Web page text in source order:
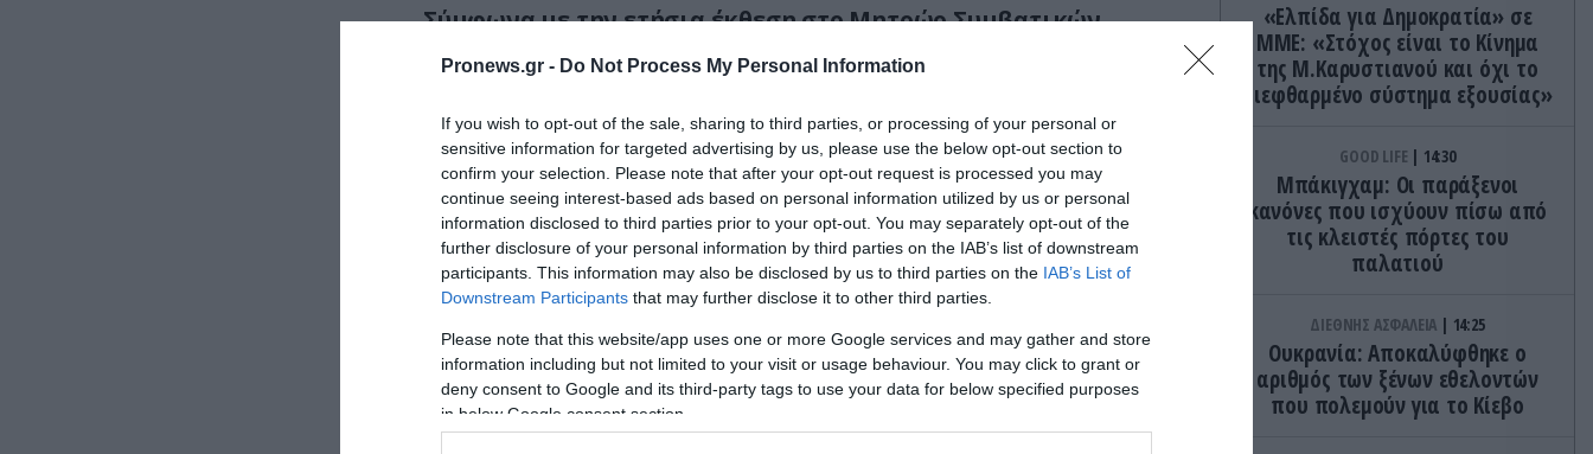
Pronews.gr - Do Not Process My Personal Information
If you wish to opt-out of the sale, sharing to third parties, or processing of your personal or
sensitive information for targeted advertising by us, please use the below opt-out section to
confirm your selection. Please note that after your opt-out request is processed you may
continue seeing interest-based ads based on personal information utilized by us or personal
information disclosed to third parties prior to your opt-out. You may separately opt-out of the
further disclosure of your personal information by third parties on the IAB’s list of downstream
participants. This information may also be disclosed by us to third parties on the IAB’s List of
Downstream Participants that may further disclose it to other third parties.
Please note that this website/app uses one or more Google services and may gather and store
information including but not limited to your visit or usage behaviour. You may click to grant or
deny consent to Google and its third-party tags to use your data for below specified purposes
in below Google consent section.
Σύμφωνα με την ετήσια έκθεση στο Μητρώο Συμβατικών
Όπλων του ΟΗΕ (UNROCA) για το 2025, η χώρα μας μετέφερε
συνολικά 190 πυροβόλα στην Τσεχία.
«Ελπίδα για Δημοκρατία» σε
ΜΜΕ: «Στόχος είναι το Κίνημα
της Μ.Καρυστιανού και όχι το
διεφθαρμένο σύστημα εξουσίας»
GOOD LIFE 14:30
Μπάκιγχαμ: Οι παράξενοι
κανόνες που ισχύουν πίσω από
τις κλειστές πόρτες του
παλατιού
ΔΙΕΘΝΗΣ ΑΣΦΑΛΕΙΑ 14:25
Ουκρανία: Αποκαλύφθηκε ο
αριθμός των ξένων εθελοντών
που πολεμούν για το Κίεβο